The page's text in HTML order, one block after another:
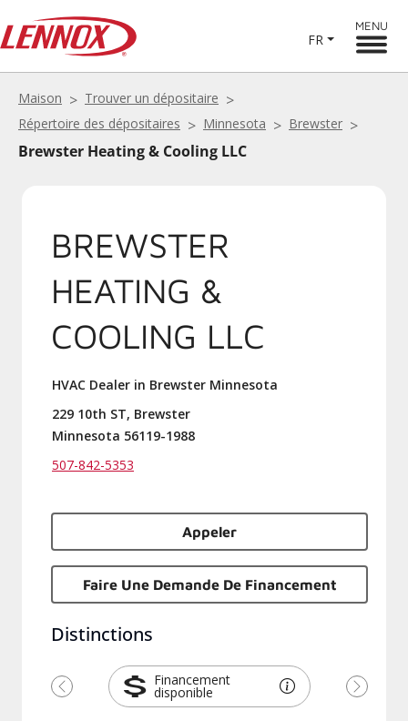
FR
MENU
Maison
Trouver un dépositaire
Répertoire des dépositaires
Minnesota Brewster
Brewster Heating & Cooling LLC
BREWSTER
HEATING &
COOLING LLC
HVAC Dealer in Brewster Minnesota
229 10th ST, Brewster
Minnesota 56119-1988
507-842-5353
Appeler
Faire Une Demande De Financement
Distinctions
Financement
disponible
Précédent Suivant